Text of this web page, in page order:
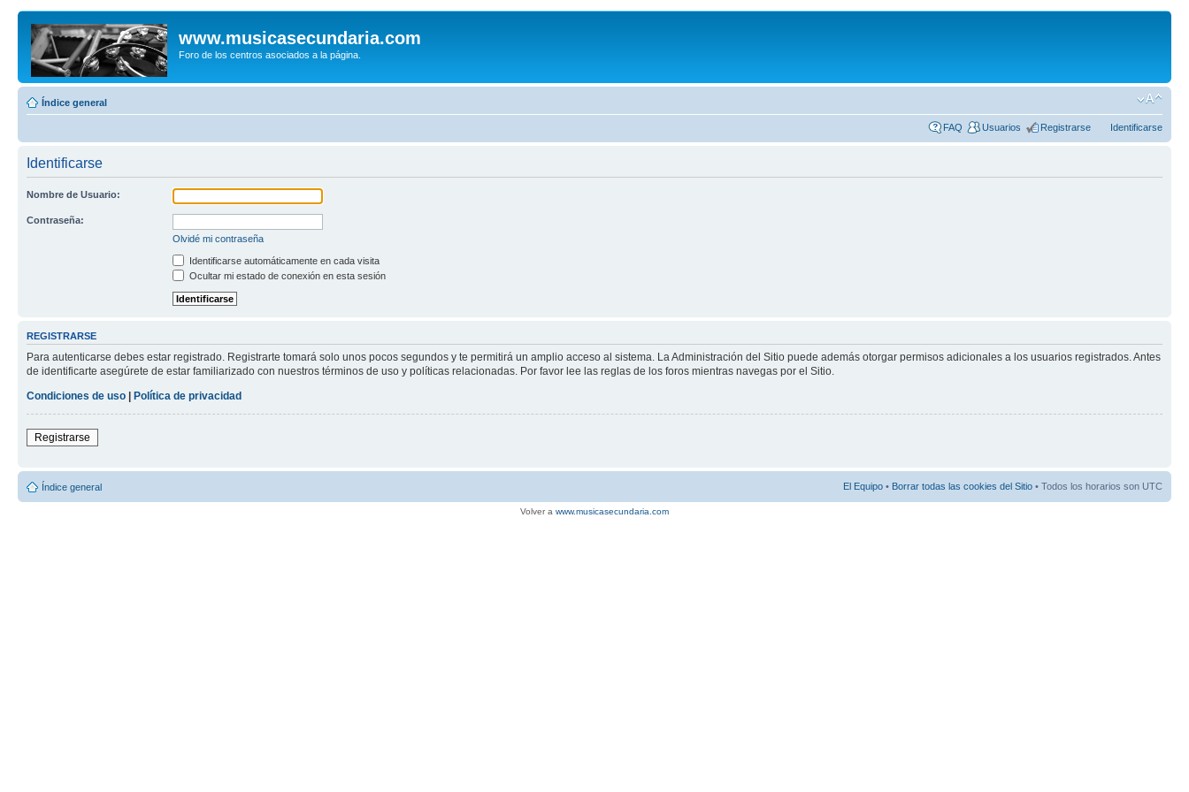
www.musicasecundaria.com
Foro de los centros asociados a la página.
Índice general
FAQ Usuarios Registrarse Identificarse
Identificarse
Nombre de Usuario:
Contraseña:
Olvidé mi contraseña
Identificarse automáticamente en cada visita
Ocultar mi estado de conexión en esta sesión
REGISTRARSE
Para autenticarse debes estar registrado. Registrarte tomará solo unos pocos segundos y te permitirá un amplio acceso al sistema. La Administración del Sitio puede además otorgar permisos adicionales a los usuarios registrados. Antes
de identificarte asegúrete de estar familiarizado con nuestros términos de uso y políticas relacionadas. Por favor lee las reglas de los foros mientras navegas por el Sitio.
Condiciones de uso | Política de privacidad
Registrarse
Índice general El Equipo • Borrar todas las cookies del Sitio • Todos los horarios son UTC
Volver a www.musicasecundaria.com